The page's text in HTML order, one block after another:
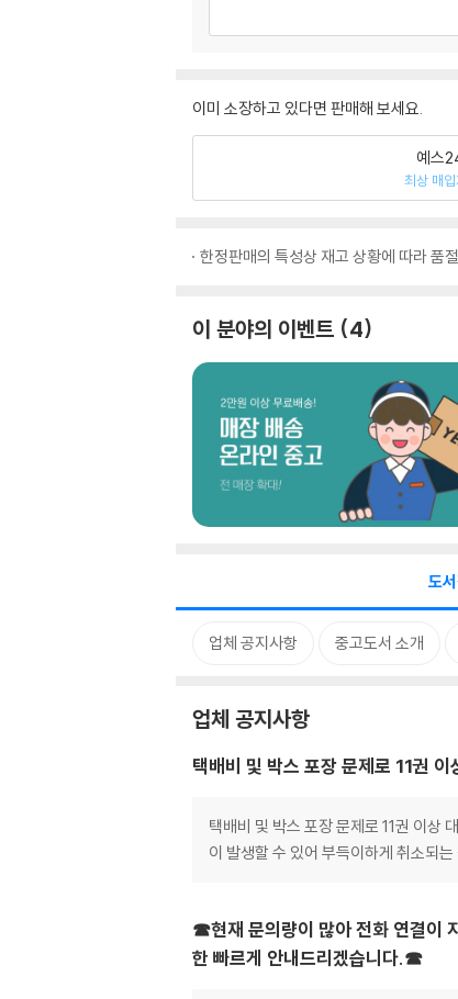
이미 소장하고 있다면 판매해 보세요.
예스
최상 매
한정판매의 특성상 재고 상황에 따라 품
이 분야의 이벤트 4
도
업체 공지사항 중고도서 소개
업체 공지사항
택배비 및 박스 포장 문제로 11권
택배비 및 박스 포장 문제로 11권 이상
이 발생할 수 있어 부득이하게 취소되
☎현재 문의량이 많아 전화 연결이
한 빠르게 안내드리겠습니다.☎